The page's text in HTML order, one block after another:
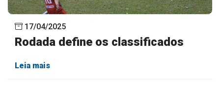
17/04/2025
Rodada define os classificados
Leia mais